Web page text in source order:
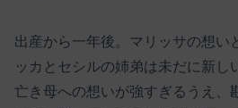
出産から一年後。マリッサの想い
ッカとセシルの姉弟は未だに新し
亡き母への想いが強すぎるうえ、